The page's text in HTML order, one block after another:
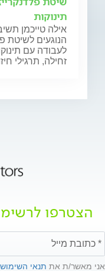
תינוקות
אילה טייכמן
הנוגעים לשיטת
לעבודה עם
זחילה, תרגילי
הצטרפו
אני מאשר/ת את תנאי השימוש